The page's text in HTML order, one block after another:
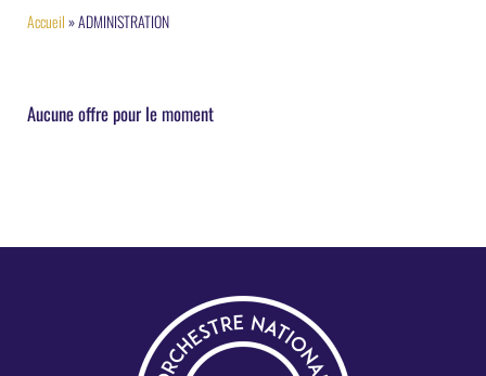
Accueil»ADMINISTRATION
Aucune offre pour le moment